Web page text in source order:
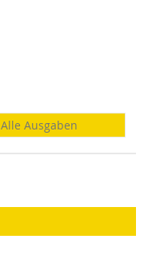
Alle Ausgaben